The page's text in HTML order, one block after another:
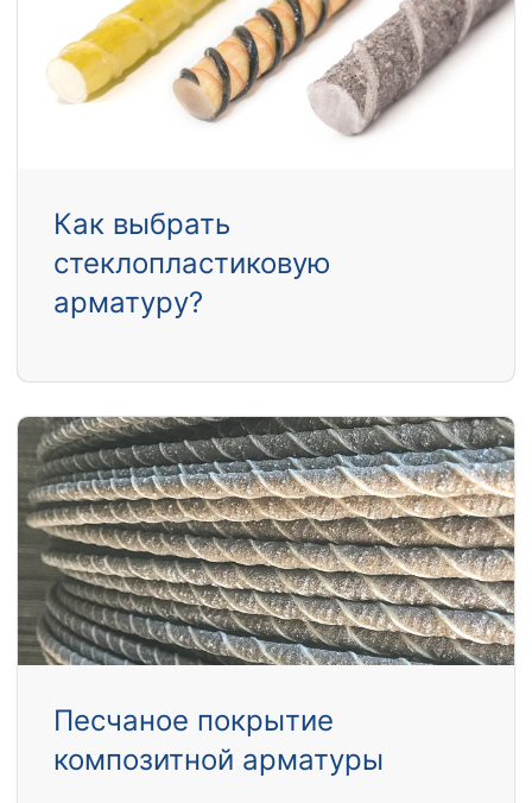
Как выбрать
стеклопластиковую
арматуру?
Песчаное покрытие
композитной арматуры